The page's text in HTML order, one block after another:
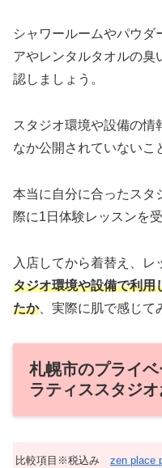
シャワールームやパウダ
アやレンタルタオルの臭
認しましょう。
スタジオ環境や設備の情
なか公開されていないこ
本当に自分に合ったスタ
際に1日体験レッスンを
入店してから着替え、レ
タジオ環境や設備で利用
たか、実際に肌で感じて
札幌市のプライ
ラティススタジ
比較項目※税込み zen place